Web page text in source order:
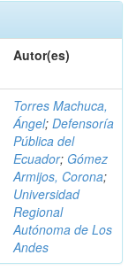
Autor(es)
Torres Machuca,
Ángel; Defensoría
Pública del
Ecuador; Gómez
Armijos, Corona;
Universidad
Regional
Autónoma de Los
Andes